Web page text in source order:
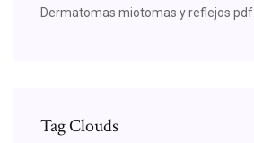
Dermatomas miotomas y reflejos pdf
Tag Clouds